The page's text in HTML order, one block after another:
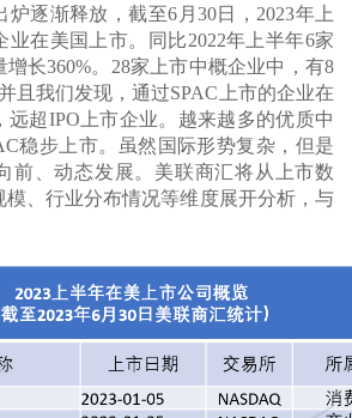
炉逐渐释放，截至6月30日，2023年上
业在美国上市。同比2022年上半年6家
长360%。28家上市中概企业中，有8
且我们发现，通过SPAC上市的企业在
远超IPO上市企业。越来越多的优质中
稳步上市。虽然国际形势复杂，但是
前、动态发展。美联商汇将从上市数
、行业分布情况等维度展开分析，与